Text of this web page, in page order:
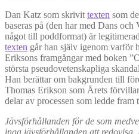
Dan Katz som skrivit texten som
baseras på (den har med Dans och
något till poddformat) är
texten går han själv igenom varför
Eriksons framgångar med boken
största pseudovetenskapliga
Han berättar om bakgrunden till
Thomas Erikson som Årets
delar av processen som ledde fram
Jävsförhållanden för de som
inga jävsförhållanden att